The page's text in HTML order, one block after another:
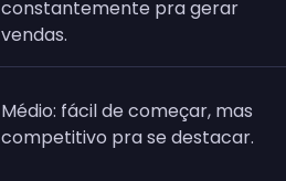
constantemente pra gerar
vendas.
Médio: fácil de começar, mas
competitivo pra se destacar.